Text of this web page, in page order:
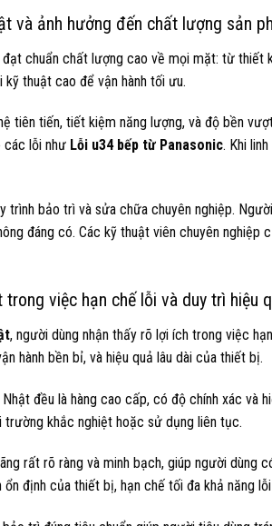
và ảnh hưởng đến chất lượng sản
đạt chuẩn chất lượng cao về mọi mặt: từ thiết
thuật cao để vận hành tối ưu.
tiên tiến, tiết kiệm năng lượng, và độ bền
các lỗi như Lỗi u34 bếp từ Panasonic. Khi
trình bảo trì và sửa chữa chuyên nghiệp.
đáng có. Các kỹ thuật viên chuyên nghiệp
việc hạn chế lỗi và duy trì hiệu
, người dùng nhận thấy rõ lợi ích trong việc
hành bền bỉ, và hiệu quả lâu dài của thiết bị.
đều là hàng cao cấp, có độ chính xác và
khắc nghiệt hoặc sử dụng liên tục.
rất rõ ràng và minh bạch, giúp người dùng
định của thiết bị, hạn chế tối đa khả năng